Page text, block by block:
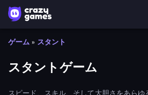
ゲーム » スタント
スタントゲーム